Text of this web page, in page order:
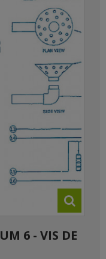
6 - VIS DE